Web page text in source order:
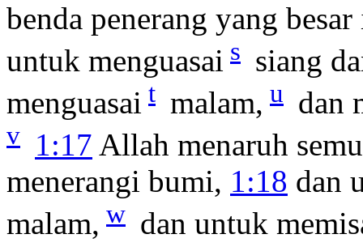
benda penerang yang
untuk menguasai s siang
menguasai t malam, u dan
v 1:17 Allah menaruh
menerangi bumi, 1:18 dan
malam, w dan untuk